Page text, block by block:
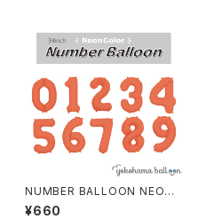
NUMBER BALLOON NEON
ORANGE 個包装
¥660